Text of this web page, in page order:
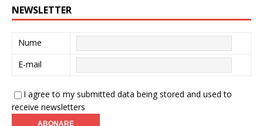
NEWSLETTER
Nume
E-mail
I agree to my submitted data being stored and used to
receive newsletters